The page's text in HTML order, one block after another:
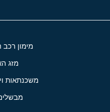
מימון
מזג
משכנתאות